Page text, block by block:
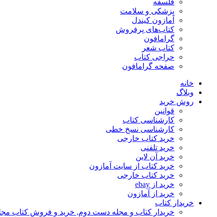
فلسفه
پزشکی و سلامت
آمازون کیندل
کتاب‌های پرفروش
گرامافون
کتاب شعر
حراجی کتاب
صفحه گرامافون
خانه
وبلاگ
روش خرید
قوانین
کارشناسی کتاب
کارشناسی نسخ خطی
خرید کتاب خارجی
خرید تلفنی
خرید آن لاین
خرید کتاب از سایت آمازون
خرید کتاب خارجی
خرید از ebay
خرید از آمازون
خریدار کتاب
خریدار کتاب و مجله دست دوم, خرید و فروش کتاب